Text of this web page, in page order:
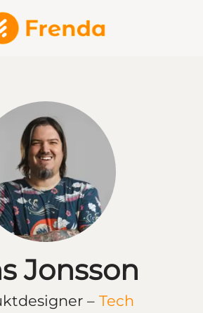
Jonsson
– Tech